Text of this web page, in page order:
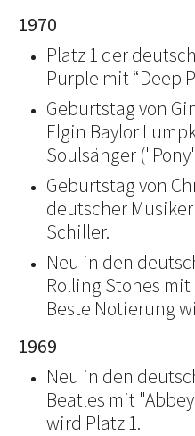
1970
Platz 1 der
Purple mit “Deep
Geburtstag von
Elgin Baylor
Soulsänger
Geburtstag von
deutscher
Schiller.
Neu in den
Rolling Stones mit
Beste Notierung
1969
Neu in den
Beatles mit
wird Platz 1.